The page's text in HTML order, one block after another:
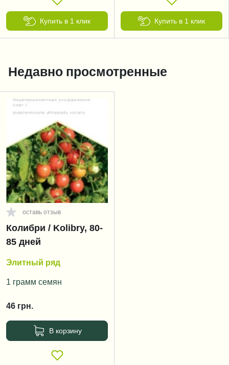
Купить в 1 клик Купить в 1 клик
Недавно просмотренные
оставь отзыв
Колибри / Kolibry, 80-
85 дней
Элитный ряд
1 грамм семян
46 грн.
В корзину